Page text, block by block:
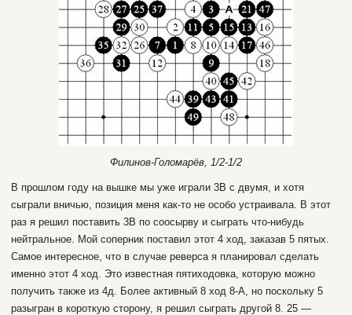
Филинов-Голомарёв, 1/2-1/2
В прошлом году на вышке мы уже играли 3В с двумя, и хотя
сыграли вничью, позиция меня как-то не особо устраивала. В этот
раз я решил поставить 3В по соосырву и сыграть что-нибудь
нейтральное. Мой соперник поставил этот 4 ход, заказав 5 пятых.
Самое интересное, что в случае реверса я планировал сделать
именно этот 4 ход. Это известная пятиходовка, которую можно
получить также из 4д. Более активный 8 ход 8-А, но поскольку 5
разыгран в короткую сторону, я решил сыграть другой 8. 25 —